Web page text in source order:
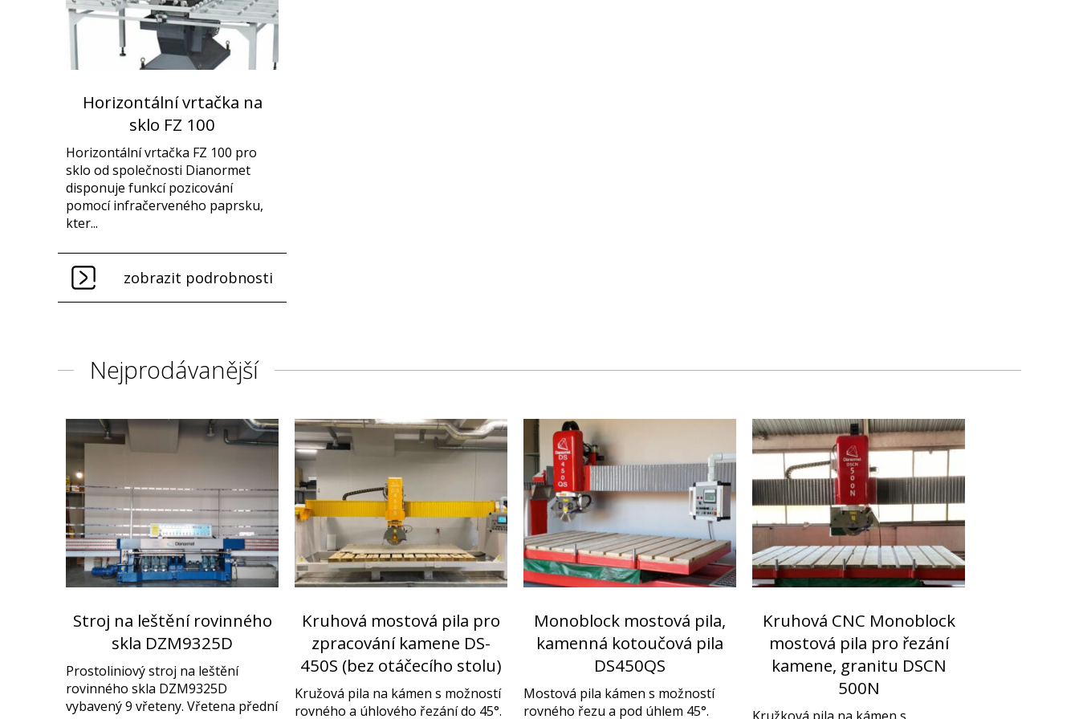
Horizontální vrtačka na
sklo FZ 100
Horizontální vrtačka FZ 100 pro
sklo od společnosti Dianormet
disponuje funkcí pozicování
pomocí infračerveného paprsku,
kter...
zobrazit podrobnosti
Nejprodávanější
Stroj na leštění rovinného
skla DZM9325D
Prostoliniový stroj na leštění
rovinného skla DZM9325D
vybavený 9 vřeteny. Vřetena přední
Kruhová mostová pila pro
zpracování kamene DS-
450S (bez otáčecího stolu)
Kružová pila na kámen s možností
rovného a úhlového řezání do 45°.
Monoblock mostová pila,
kamenná kotoučová pila
DS450QS
Mostová pila kámen s možností
rovného řezu a pod úhlem 45°.
Kruhová CNC Monoblock
mostová pila pro řezání
kamene, granitu DSCN
500N